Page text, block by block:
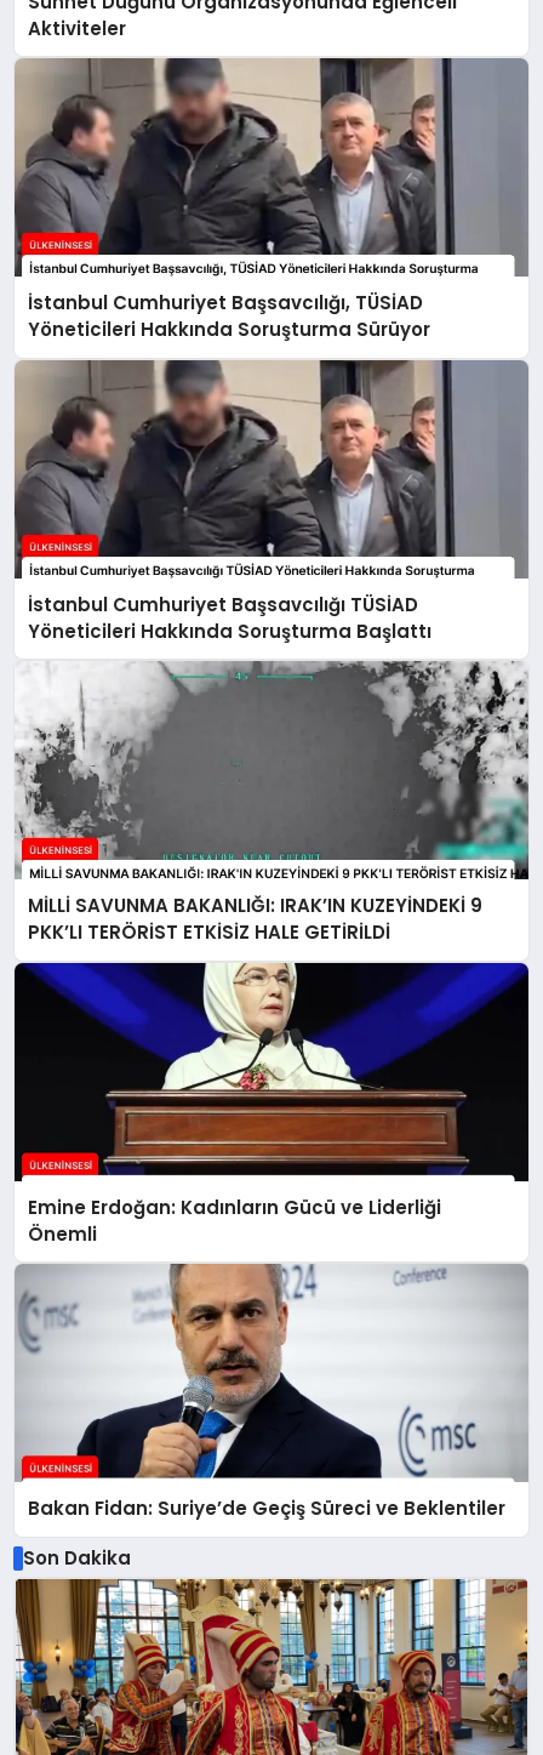
Aktiviteler
İstanbul Cumhuriyet Başsavcılığı, TÜSİAD
Yöneticileri Hakkında Soruşturma Sürüyor
İstanbul Cumhuriyet Başsavcılığı TÜSİAD
Yöneticileri Hakkında Soruşturma Başlattı
MİLLİ SAVUNMA BAKANLIĞI: IRAK’IN KUZEYİNDEKİ 9
PKK’LI TERÖRİST ETKİSİZ HALE GETİRİLDİ
Emine Erdoğan: Kadınların Gücü ve Liderliği
Önemli
Bakan Fidan: Suriye’de Geçiş Süreci ve Beklentiler
Son Dakika